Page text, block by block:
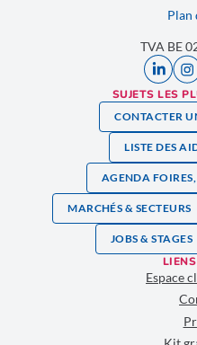
Plan
TVA BE
SUJETS LES
CONTACTER
LISTE DES
AGENDA
MARCHÉS & SECTEURS
JOBS & STAGES
Espace